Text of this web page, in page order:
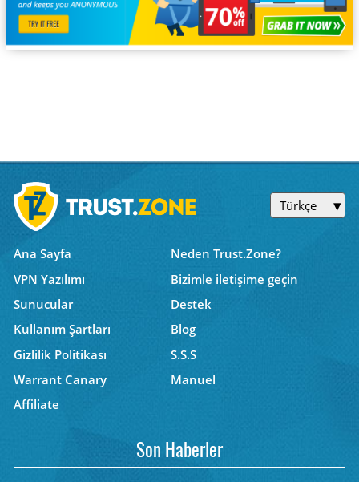
Türkçe
Ana Sayfa
Neden Trust.Zone?
VPN Yazılımı
Bizimle iletişime geçin
Sunucular
Destek
Kullanım Şartları
Blog
Gizlilik Politikası
S.S.S
Warrant Canary
Manuel
Affiliate
Son Haberler